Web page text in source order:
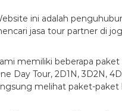
ini adalah
jasa tour partner di
memiliki beberapa
Day Tour, 2D1N, 3D2N,
melihat paket-paket